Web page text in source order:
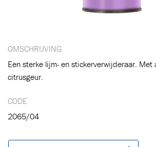
OMSCHRIJVING
Een sterke lijm- en stickerverwijderaar. Met
citrusgeur.
CODE
2065/04